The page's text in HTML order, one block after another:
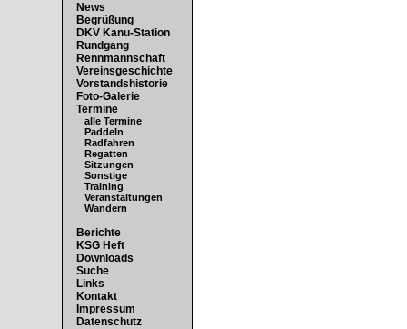
News
Begrüßung
DKV Kanu-Station
Rundgang
Rennmannschaft
Vereinsgeschichte
Vorstandshistorie
Foto-Galerie
Termine
alle Termine
Paddeln
Radfahren
Regatten
Sitzungen
Sonstige
Training
Veranstaltungen
Wandern
Berichte
KSG Heft
Downloads
Suche
Links
Kontakt
Impressum
Datenschutz